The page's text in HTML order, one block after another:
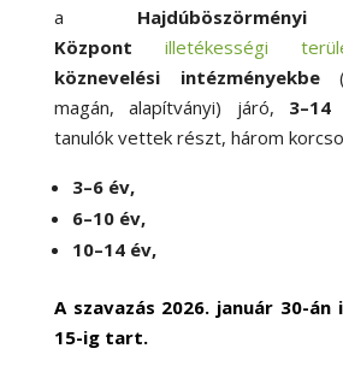
a
Központ
illetékességi
köznevelési intézményekbe
magán, alapítványi) járó,
3–14
tanulók vettek részt, három
3–6 év,
6–10 év,
10–14 év,
A szavazás 2026. január 30-án
15-ig tart.